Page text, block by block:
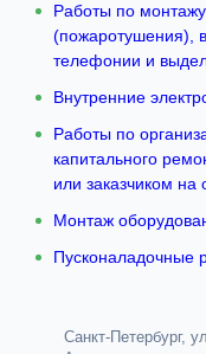
Работы по
(пожаротушения),
телефонии и
Внутренние
Работы по
капитального
или заказчиком на
Монтаж
Пусконаладочные
Санкт-Петербург,